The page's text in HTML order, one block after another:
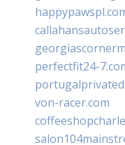
perfectfit24-
von-racer.com